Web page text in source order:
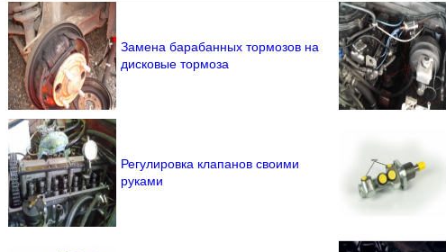
Замена барабанных тормозов на
дисковые тормоза
Регулировка клапанов своими
руками